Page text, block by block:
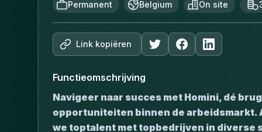
Permanent Belgium On site
Link kopiëren
Functieomschrijving
Navigeer naar succes met Homini, dé
opportuniteiten binnen de
we toptalent met topbedrijven in diverse